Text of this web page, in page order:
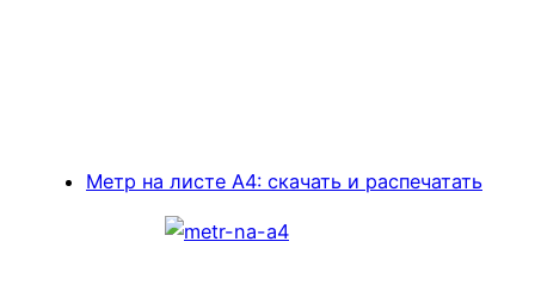
Метр на листе А4: скачать и распечатать